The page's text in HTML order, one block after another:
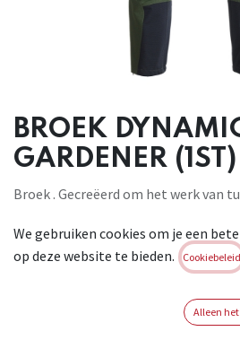
BROEK
GARDENER (1ST)
Broek . Gecreëerd om het werk van
zwevende onderkant .
blaasbalg . Cargo- en
Versterkingen: 98% polyester , 2%
We gebruiken cookies om je een
op deze website te bieden.
Cookiebeleid
Alleen